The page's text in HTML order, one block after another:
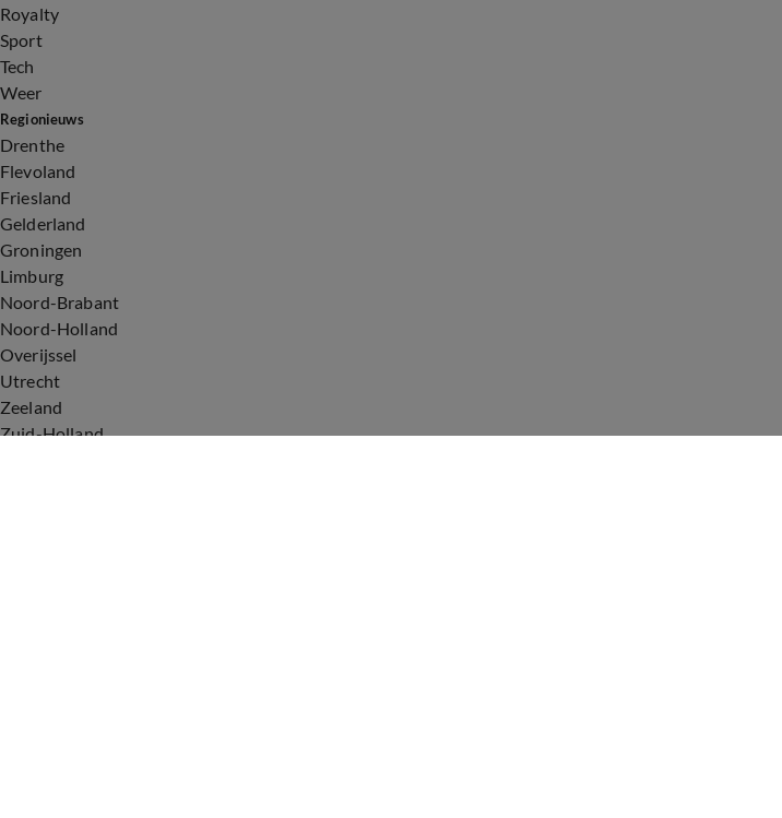
Royalty
Sport
Tech
Weer
Regionieuws
Drenthe
Flevoland
Friesland
Gelderland
Groningen
Limburg
Noord-Brabant
Noord-Holland
Overijssel
Utrecht
Zeeland
Zuid-Holland